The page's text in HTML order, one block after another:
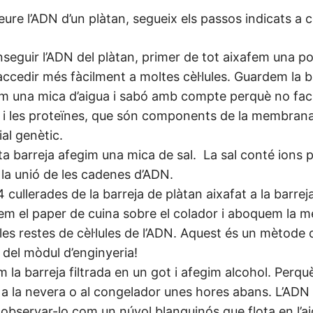
l’ADN d’un plàtan, segueix els passos indicats a
l’ADN del plàtan, primer de tot aixafem una
més fàcilment a moltes cèl·lules. Guardem la
una mica d’aigua i sabó amb compte perquè no
les proteïnes, que són components de la
genètic.
barreja afegim una mica de sal. La sal conté ions
unió de les cadenes d’ADN.
cullerades de la barreja de plàtan aixafat a la
el paper de cuina sobre el colador i aboquem la
restes de cèl·lules de l’ADN. Aquest és un
mòdul d’enginyeria!
la barreja filtrada en un got i afegim alcohol.
a la nevera o al congelador unes hores abans.